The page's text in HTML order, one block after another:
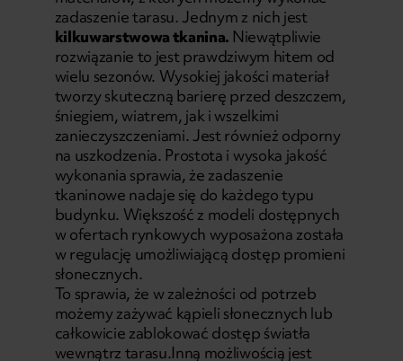
zadaszenie tarasu. Jednym z nich jest
kilkuwarstwowa tkanina. Niewątpliwie
rozwiązanie to jest prawdziwym hitem od
wielu sezonów. Wysokiej jakości materiał
tworzy skuteczną barierę przed deszczem,
śniegiem, wiatrem, jak i wszelkimi
zanieczyszczeniami. Jest również odporny
na uszkodzenia. Prostota i wysoka jakość
wykonania sprawia, że zadaszenie
tkaninowe nadaje się do każdego typu
budynku. Większość z modeli dostępnych
w ofertach rynkowych wyposażona została
w regulację umożliwiającą dostęp promieni
słonecznych.
To sprawia, że w zależności od potrzeb
możemy zażywać kąpieli słonecznych lub
całkowicie zablokować dostęp światła
wewnątrz tarasu.Inną możliwością jest